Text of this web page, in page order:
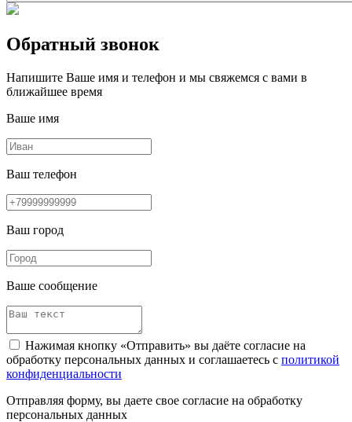
Обратный звонок
Напишите Ваше имя и телефон и мы свяжемся с вами в
ближайшее время
Ваше имя
Ваш телефон
Ваш город
Ваше сообщение
Нажимая кнопку «Отправить» вы даёте согласие на
обработку персональных данных и соглашаетесь с политикой
конфиденциальности
Отправляя форму, вы даете свое согласие на обработку
персональных данных